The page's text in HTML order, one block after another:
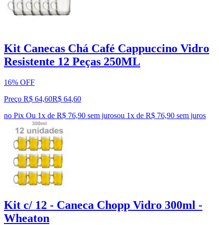
Kit Canecas Chá Café Cappuccino Vidro
Resistente 12 Peças 250ML
16% OFF
Preço R$ 64,60R$ 64,60
no Pix Ou 1x de R$ 76,90 sem jurosou 1x de R$ 76,90 sem juros
Kit c/ 12 - Caneca Chopp Vidro 300ml -
Wheaton